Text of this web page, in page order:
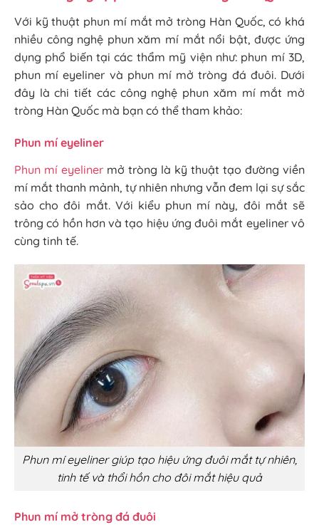
Với kỹ thuật phun mí mắt mở tròng Hàn Quốc, có khá
nhiều công nghệ phun xăm mí mắt nổi bật, được ứng
dụng phổ biến tại các thẩm mỹ viện như: phun mí 3D,
phun mí eyeliner và phun mí mở tròng đá đuôi. Dưới
đây là chi tiết các công nghệ phun xăm mí mắt mở
tròng Hàn Quốc mà bạn có thể tham khảo:
Phun mí eyeliner
Phun mí eyeliner mở tròng là kỹ thuật tạo đường viền
mí mắt thanh mảnh, tự nhiên nhưng vẫn đem lại sự sắc
sảo cho đôi mắt. Với kiểu phun mí này, đôi mắt sẽ
trông có hồn hơn và tạo hiệu ứng đuôi mắt eyeliner vô
cùng tinh tế.
Phun mí eyeliner giúp tạo hiệu ứng đuôi mắt tự nhiên,
tinh tế và thổi hồn cho đôi mắt hiệu quả
Phun mí mở tròng đá đuôi